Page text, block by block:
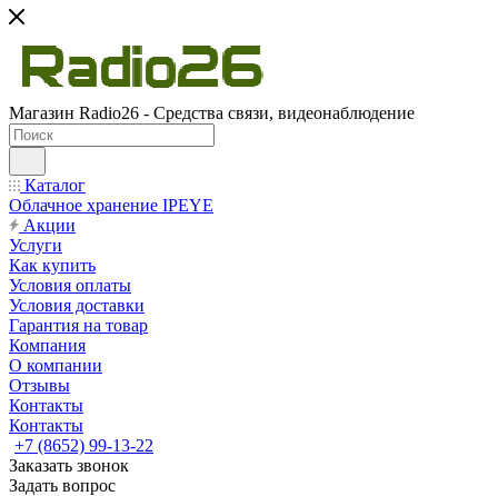
Магазин Radio26 - Средства связи, видеонаблюдение
Каталог
Облачное хранение IPEYE
Акции
Услуги
Как купить
Условия оплаты
Условия доставки
Гарантия на товар
Компания
О компании
Отзывы
Контакты
Контакты
+7 (8652) 99-13-22
Заказать звонок
Задать вопрос